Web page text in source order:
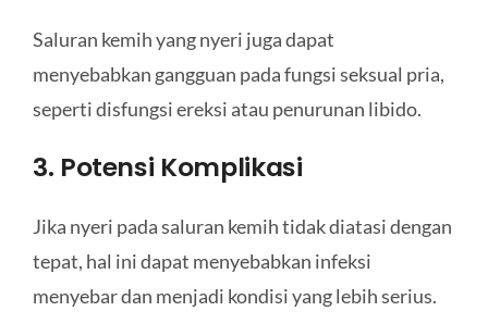
Saluran kemih yang nyeri juga dapat
menyebabkan gangguan pada fungsi seksual pria,
seperti disfungsi ereksi atau penurunan libido.
3. Potensi Komplikasi
Jika nyeri pada saluran kemih tidak diatasi dengan
tepat, hal ini dapat menyebabkan infeksi
menyebar dan menjadi kondisi yang lebih serius.